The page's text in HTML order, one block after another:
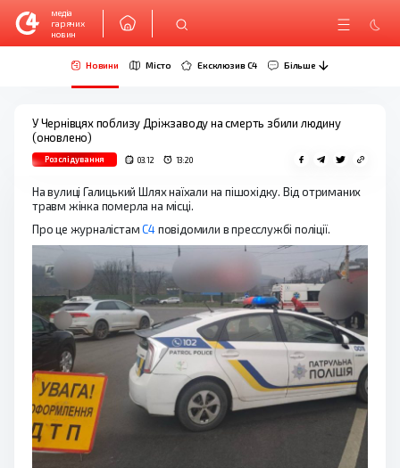
медіа
гарячих
новин
Новини Місто Ексклюзив C4 Більше
У Чернівцях поблизу Дріжзаводу на смерть збили людину
(оновлено)
Розслідування 03.12 13:20
На вулиці Галицький Шлях наїхали на пішохідку. Від отриманих
травм жінка померла на місці.
Про це журналістамС4повідомили в пресслужбі поліції.